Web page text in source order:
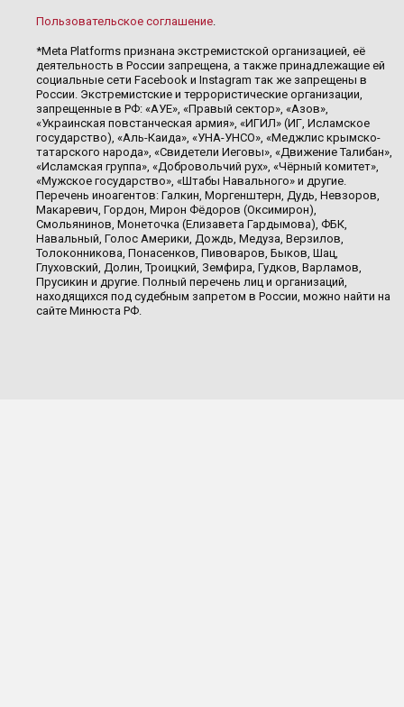
Пользовательское соглашение.
*Meta Platforms признана экстремистской организацией, её
деятельность в России запрещена, а также принадлежащие ей
социальные сети Facebook и Instagram так же запрещены в
России. Экстремистские и террористические организации,
запрещенные в РФ: «АУЕ», «Правый сектор», «Азов»,
«Украинская повстанческая армия», «ИГИЛ» (ИГ, Исламское
государство), «Аль-Каида», «УНА-УНСО», «Меджлис крымско-
татарского народа», «Свидетели Иеговы», «Движение Талибан»,
«Исламская группа», «Добровольчий рух», «Чёрный комитет»,
«Мужское государство», «Штабы Навального» и другие.
Перечень иноагентов: Галкин, Моргенштерн, Дудь, Невзоров,
Макаревич, Гордон, Мирон Фёдоров (Оксимирон),
Смольянинов, Монеточка (Елизавета Гардымова), ФБК,
Навальный, Голос Америки, Дождь, Медуза, Верзилов,
Толоконникова, Понасенков, Пивоваров, Быков, Шац,
Глуховский, Долин, Троицкий, Земфира, Гудков, Варламов,
Прусикин и другие. Полный перечень лиц и организаций,
находящихся под судебным запретом в России, можно найти на
сайте Минюста РФ.